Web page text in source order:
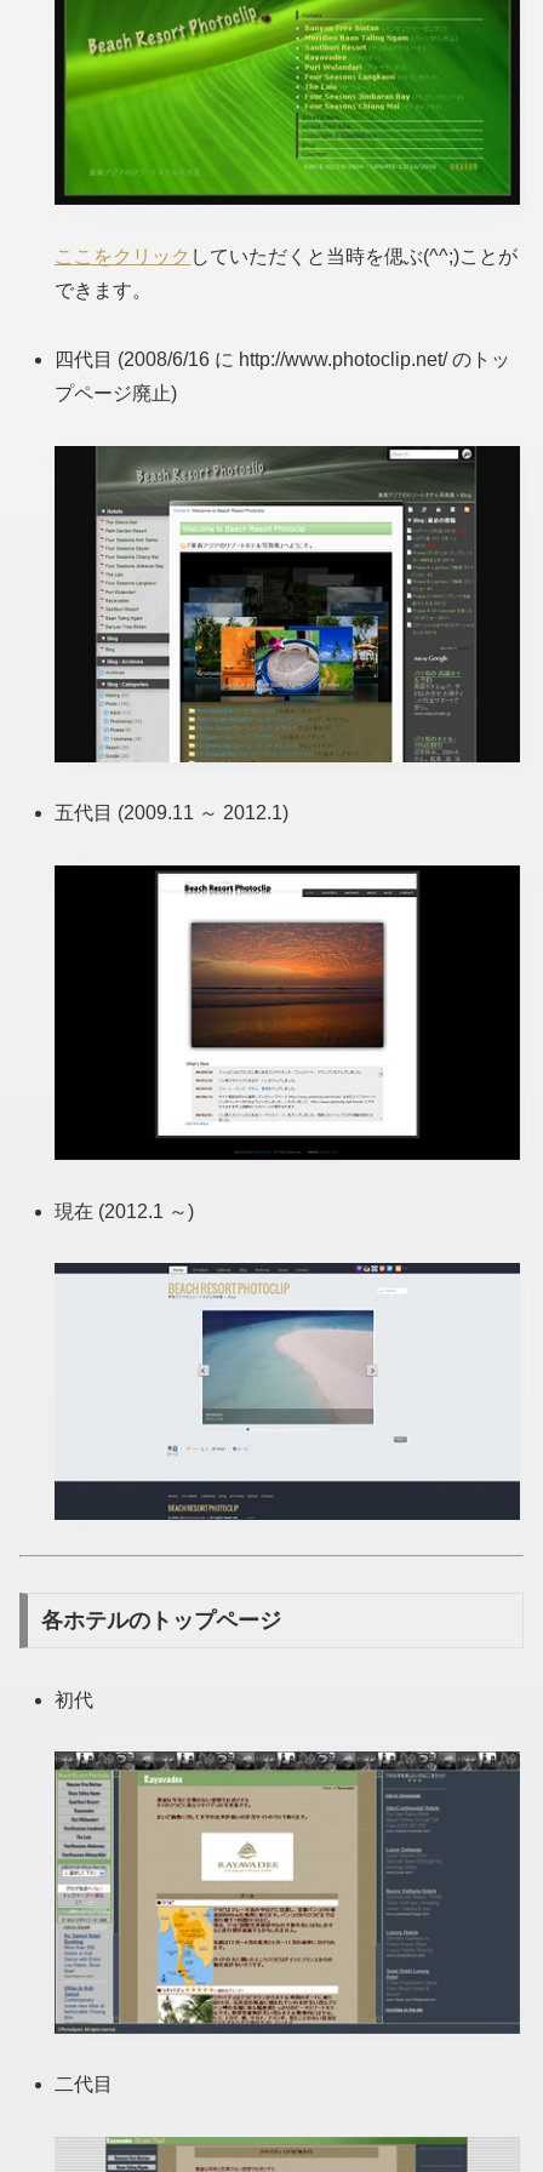
ここをクリック していただくと当時を偲ぶ(^^;)ことが
できます。
四代目 (2008/6/16 に http://www.photoclip.net/ のトッ
プページ廃止)
五代目 (2009.11 ～ 2012.1)
現在 (2012.1 ～)
各ホテルのトップページ
初代
二代目